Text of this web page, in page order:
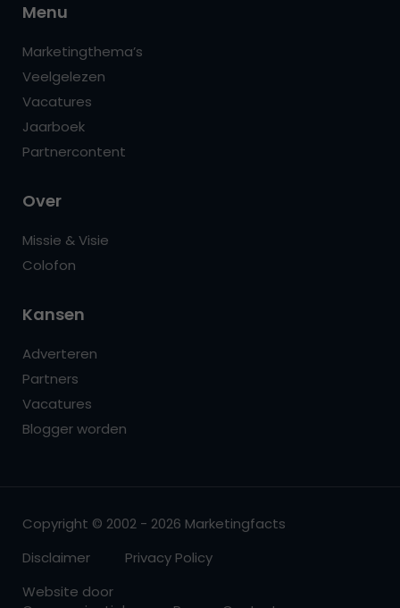
Menu
Marketingthema’s
Veelgelezen
Vacatures
Jaarboek
Partnercontent
Over
Missie & Visie
Colofon
Kansen
Adverteren
Partners
Vacatures
Blogger worden
Copyright © 2002 - 2026 Marketingfacts
Disclaimer
Privacy Policy
Website door